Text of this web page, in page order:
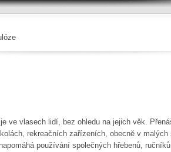
ve vlasech lidí, bez ohledu na jejich věk.
rekreačních zařízeních, obecně v malých
používání společných hřebenů,